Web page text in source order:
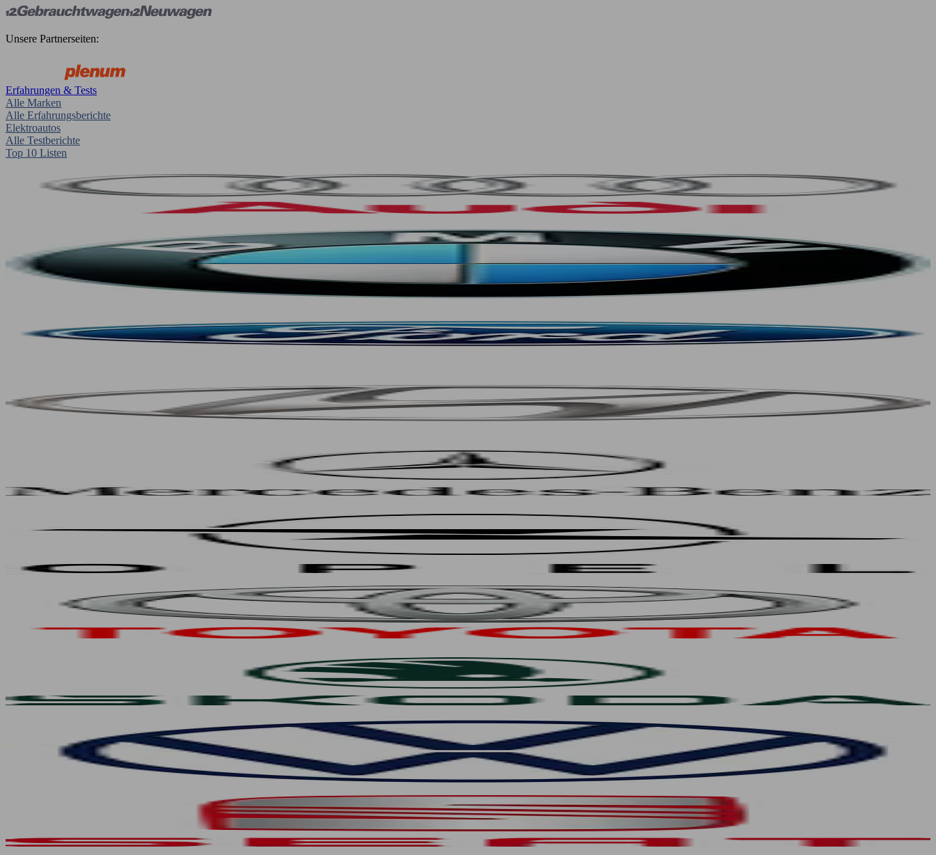
Unsere Partnerseiten:
Erfahrungen & Tests
Alle Marken
Alle Erfahrungsberichte
Elektroautos
Alle Testberichte
Top 10 Listen